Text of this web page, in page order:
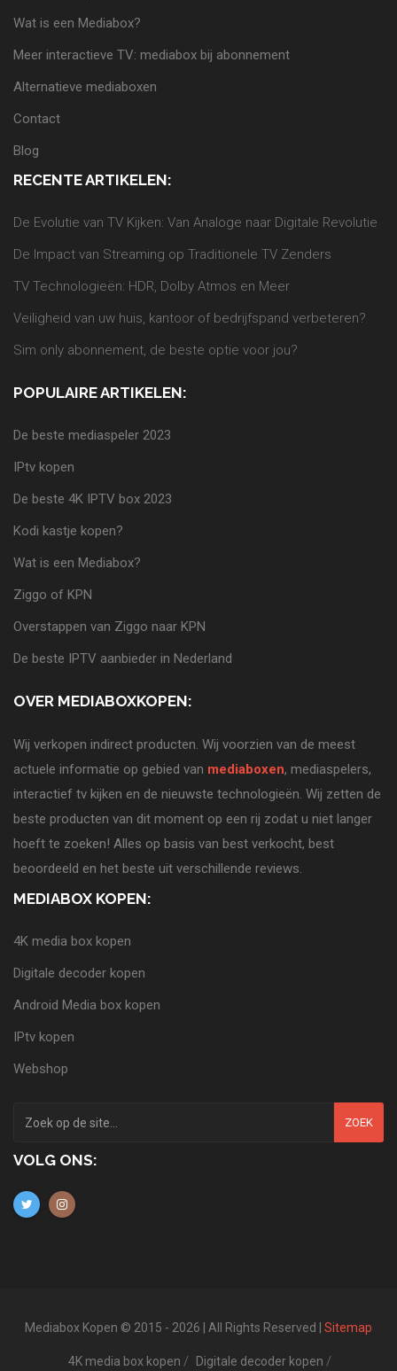
Wat is een Mediabox?
Meer interactieve TV: mediabox bij abonnement
Alternatieve mediaboxen
Contact
Blog
RECENTE ARTIKELEN:
De Evolutie van TV Kijken: Van Analoge naar Digitale Revolutie
De Impact van Streaming op Traditionele TV Zenders
TV Technologieën: HDR, Dolby Atmos en Meer
Veiligheid van uw huis, kantoor of bedrijfspand verbeteren?
Sim only abonnement, de beste optie voor jou?
POPULAIRE ARTIKELEN:
De beste mediaspeler 2023
IPtv kopen
De beste 4K IPTV box 2023
Kodi kastje kopen?
Wat is een Mediabox?
Ziggo of KPN
Overstappen van Ziggo naar KPN
De beste IPTV aanbieder in Nederland
OVER MEDIABOXKOPEN:
Wij verkopen indirect producten. Wij voorzien van de meest
actuele informatie op gebied van mediaboxen, mediaspelers,
interactief tv kijken en de nieuwste technologieën. Wij zetten de
beste producten van dit moment op een rij zodat u niet langer
hoeft te zoeken! Alles op basis van best verkocht, best
beoordeeld en het beste uit verschillende reviews.
MEDIABOX KOPEN:
4K media box kopen
Digitale decoder kopen
Android Media box kopen
IPtv kopen
Webshop
ZOEK
VOLG ONS:
Mediabox Kopen © 2015 - 2026 | All Rights Reserved | Sitemap
4K media box kopen Digitale decoder kopen